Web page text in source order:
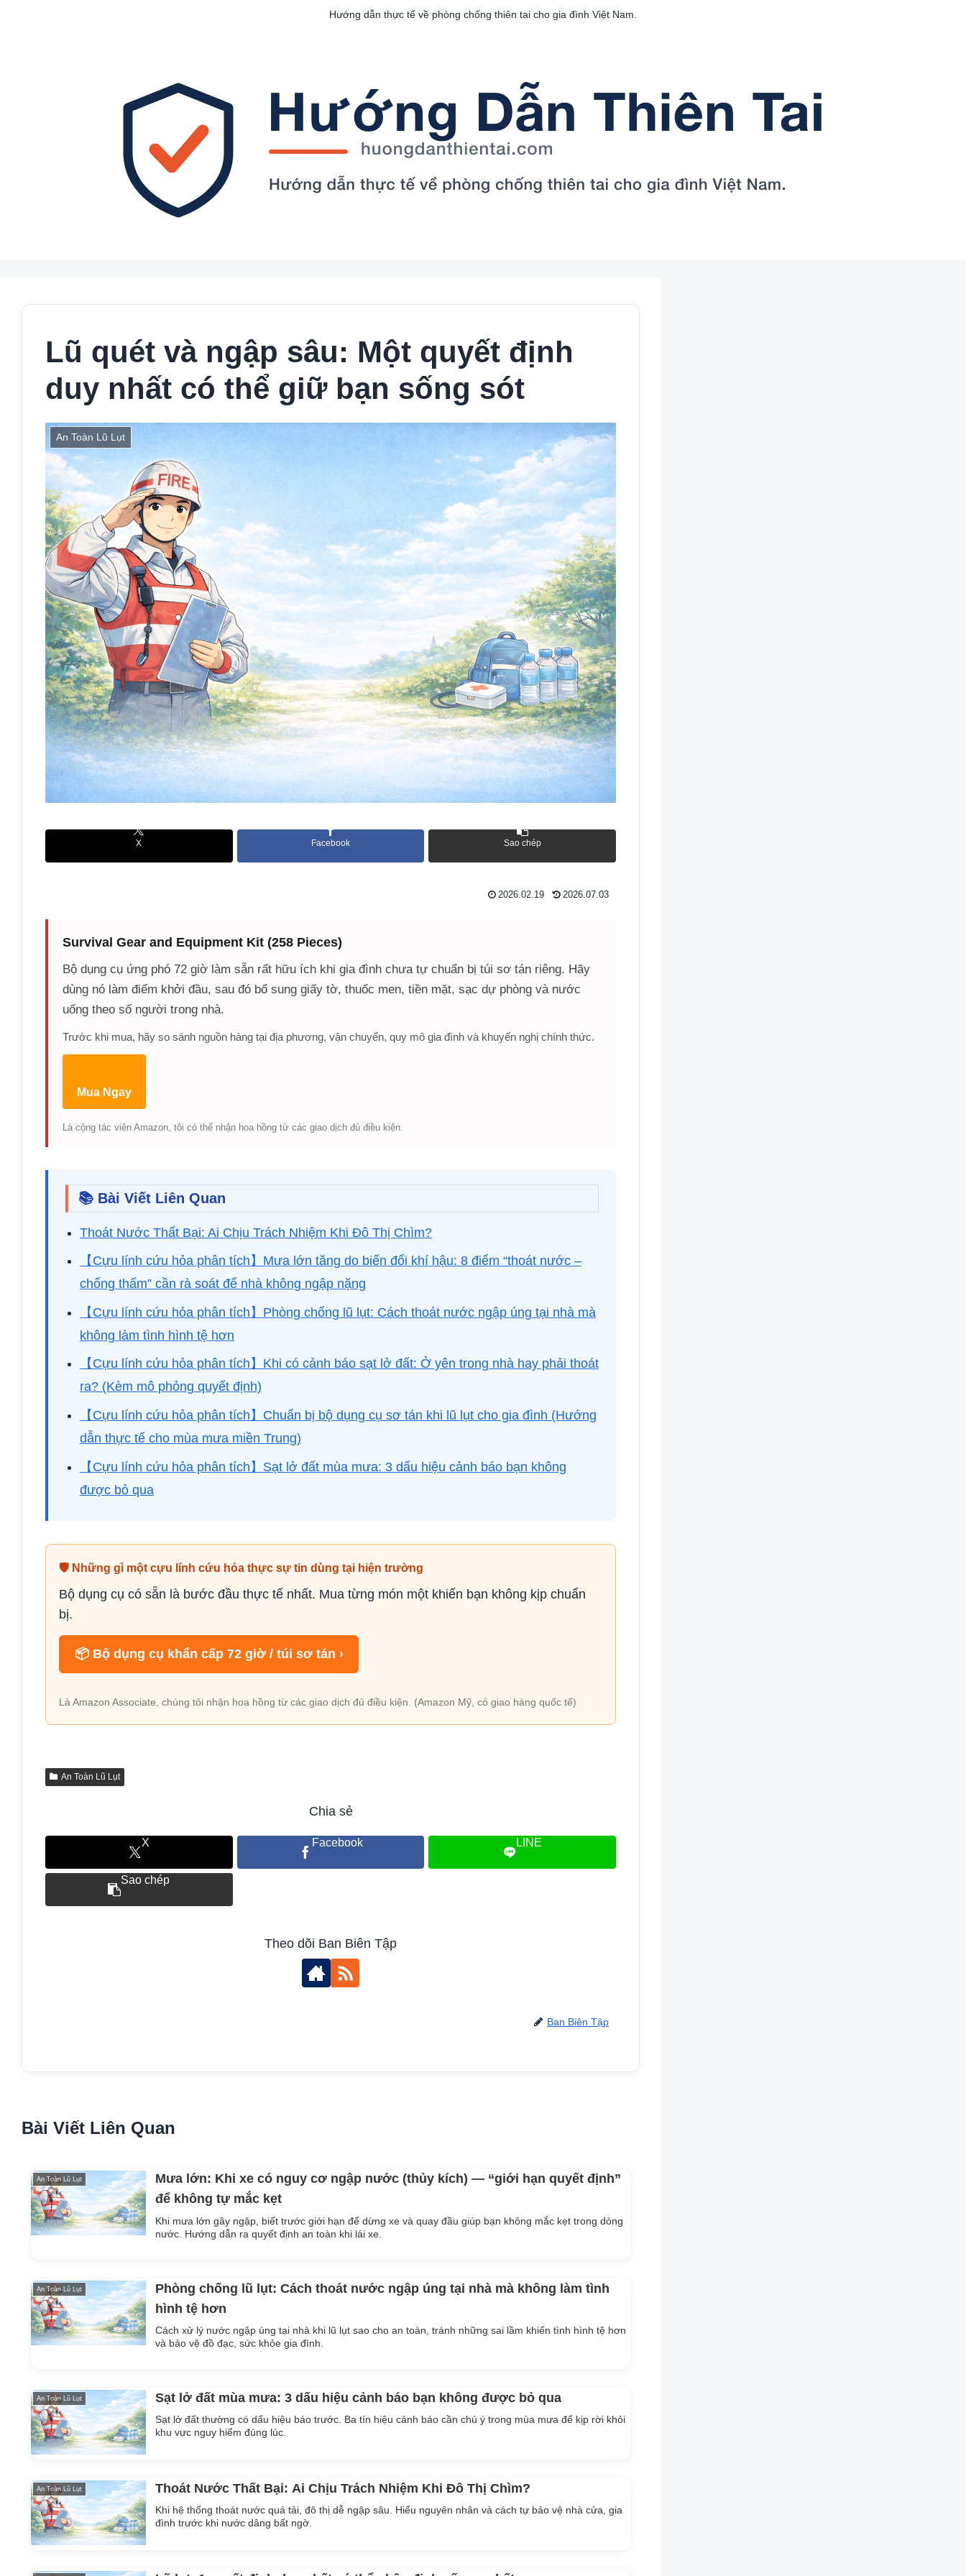
Hướng dẫn thực tế về phòng chống thiên tai cho gia đình Việt Nam.
Lũ quét và ngập sâu: Một quyết định
duy nhất có thể giữ bạn sống sót
An Toàn Lũ Lụt
X Facebook Sao chép
2026.02.19 2026.07.03
Survival Gear and Equipment Kit (258 Pieces)
Bộ dụng cụ ứng phó 72 giờ làm sẵn rất hữu ích khi gia đình chưa tự chuẩn bị túi sơ tán riêng. Hãy
dùng nó làm điểm khởi đầu, sau đó bổ sung giấy tờ, thuốc men, tiền mặt, sạc dự phòng và nước
uống theo số người trong nhà.
Trước khi mua, hãy so sánh nguồn hàng tại địa phương, vận chuyển, quy mô gia đình và khuyến nghị chính thức.
Mua Ngay
Là cộng tác viên Amazon, tôi có thể nhận hoa hồng từ các giao dịch đủ điều kiện.
📚 Bài Viết Liên Quan
Thoát Nước Thất Bại: Ai Chịu Trách Nhiệm Khi Đô Thị Chìm?
【Cựu lính cứu hỏa phân tích】Mưa lớn tăng do biến đổi khí hậu: 8 điểm “thoát nước –
chống thấm” cần rà soát để nhà không ngập nặng
【Cựu lính cứu hỏa phân tích】Phòng chống lũ lụt: Cách thoát nước ngập úng tại nhà mà
không làm tình hình tệ hơn
【Cựu lính cứu hỏa phân tích】Khi có cảnh báo sạt lở đất: Ở yên trong nhà hay phải thoát
ra? (Kèm mô phỏng quyết định)
【Cựu lính cứu hỏa phân tích】Chuẩn bị bộ dụng cụ sơ tán khi lũ lụt cho gia đình (Hướng
dẫn thực tế cho mùa mưa miền Trung)
【Cựu lính cứu hỏa phân tích】Sạt lở đất mùa mưa: 3 dấu hiệu cảnh báo bạn không
được bỏ qua
🛡 Những gì một cựu lính cứu hỏa thực sự tin dùng tại hiện trường
Bộ dụng cụ có sẵn là bước đầu thực tế nhất. Mua từng món một khiến bạn không kịp chuẩn
bị.
📦 Bộ dụng cụ khẩn cấp 72 giờ / túi sơ tán ›
Là Amazon Associate, chúng tôi nhận hoa hồng từ các giao dịch đủ điều kiện. (Amazon Mỹ, có giao hàng quốc tế)
An Toàn Lũ Lụt
Chia sẻ
X Facebook LINE
Sao chép
Theo dõi Ban Biên Tập
Ban Biên Tập
Bài Viết Liên Quan
An Toàn Lũ Lụt
Mưa lớn: Khi xe có nguy cơ ngập nước (thủy kích) — “giới hạn quyết định”
để không tự mắc kẹt
Khi mưa lớn gây ngập, biết trước giới hạn để dừng xe và quay đầu giúp bạn không mắc kẹt trong dòng
nước. Hướng dẫn ra quyết định an toàn khi lái xe.
An Toàn Lũ Lụt
Phòng chống lũ lụt: Cách thoát nước ngập úng tại nhà mà không làm tình
hình tệ hơn
Cách xử lý nước ngập úng tại nhà khi lũ lụt sao cho an toàn, tránh những sai lầm khiến tình hình tệ hơn
và bảo vệ đồ đạc, sức khỏe gia đình.
An Toàn Lũ Lụt Sạt lở đất mùa mưa: 3 dấu hiệu cảnh báo bạn không được bỏ qua
Sạt lở đất thường có dấu hiệu báo trước. Ba tín hiệu cảnh báo cần chú ý trong mùa mưa để kịp rời khỏi
khu vực nguy hiểm đúng lúc.
An Toàn Lũ Lụt Thoát Nước Thất Bại: Ai Chịu Trách Nhiệm Khi Đô Thị Chìm?
Khi hệ thống thoát nước quá tải, đô thị dễ ngập sâu. Hiểu nguyên nhân và cách tự bảo vệ nhà cửa, gia
đình trước khi nước dâng bất ngờ.